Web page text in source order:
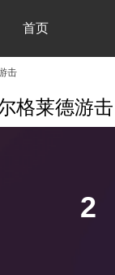
首页
击
格莱德游击
2